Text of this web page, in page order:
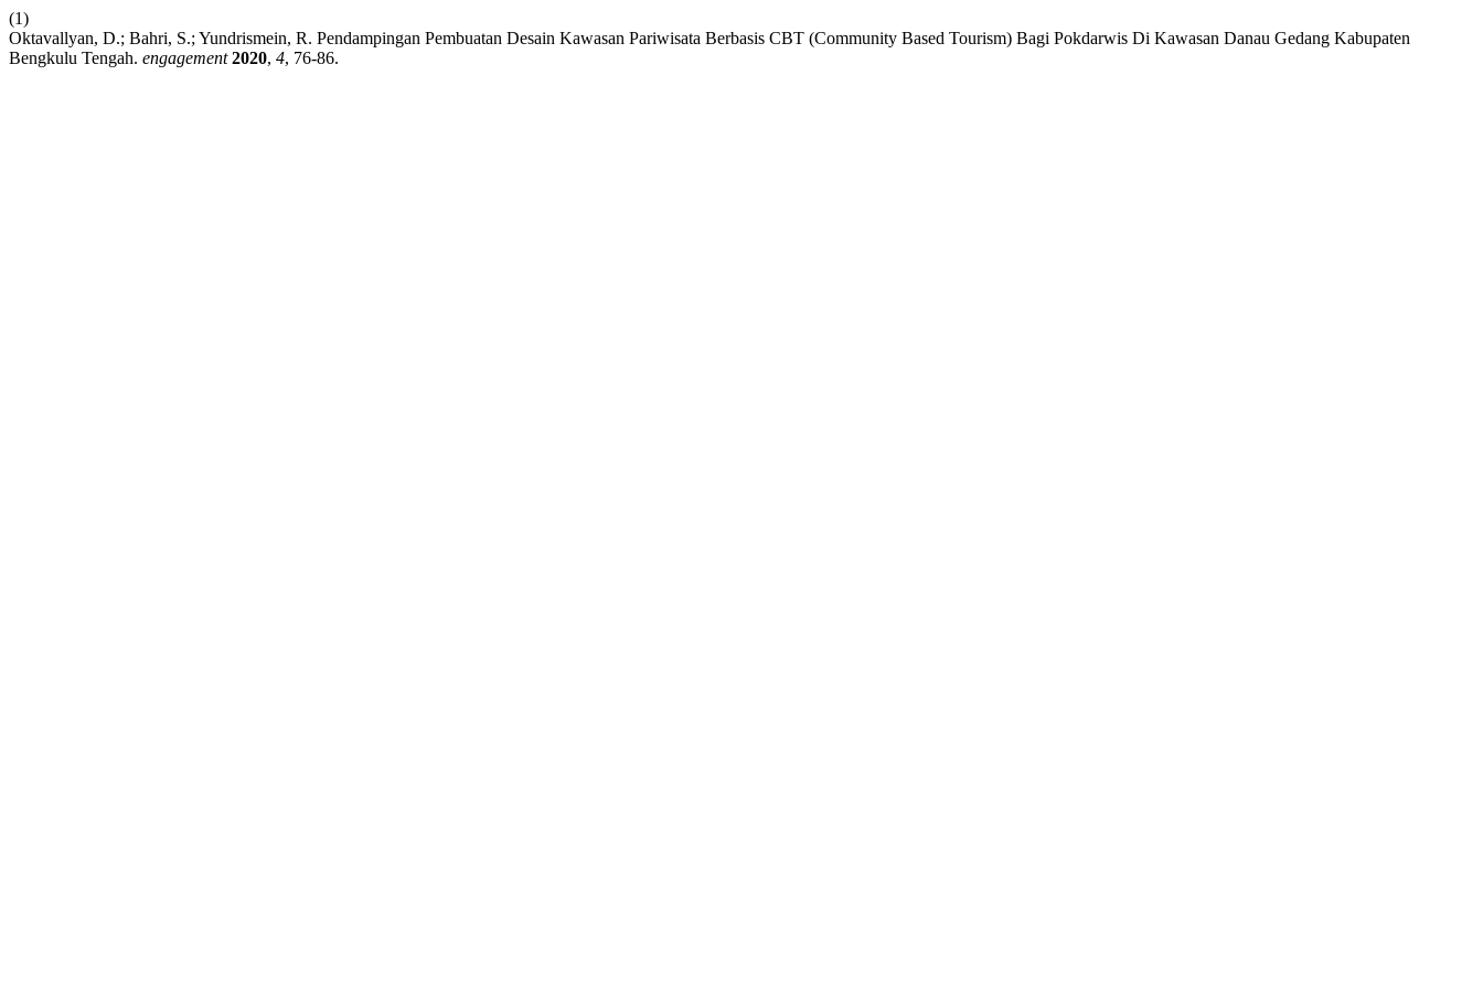
(1)
Oktavallyan, D.; Bahri, S.; Yundrismein, R. Pendampingan Pembuatan Desain Kawasan Pariwisata Berbasis CBT (Community Based Tourism) Bagi Pokdarwis Di Kawasan Danau Gedang Kabupaten
Bengkulu Tengah. engagement 2020, 4, 76-86.